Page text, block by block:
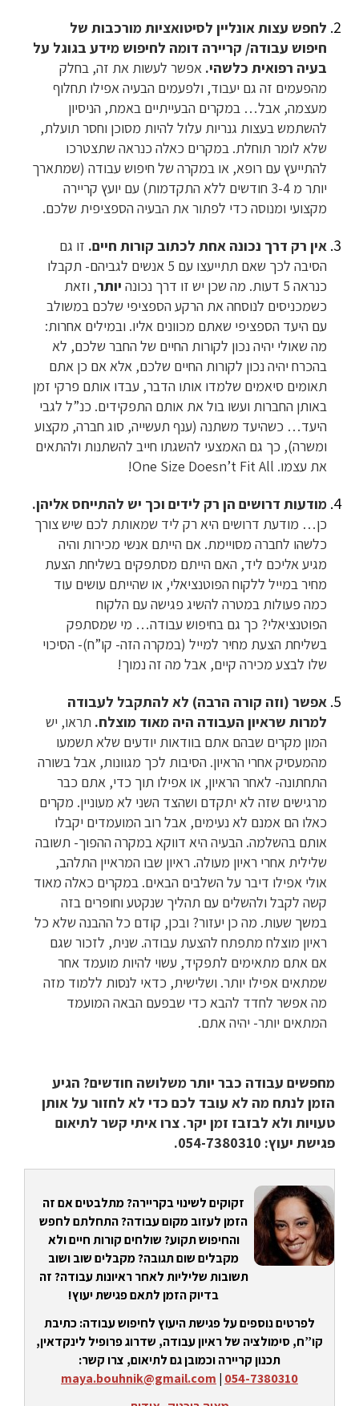
לחפש עצות אונליין לסיטואציות מורכבות של
חיפוש עבודה/ קריירה דומה לחיפוש מידע בגוגל על
בעיה רפואית כלשהי. אפשר לעשות את זה, בחלק
מהפעמים זה גם יעבוד, ולפעמים הבעיה אפילו תחלוף
מעצמה, אבל… במקרים הבעייתיים באמת, הניסיון
להשתמש בעצות גנריות עלול להיות מסוכן וחסר תועלת,
שלא לומר תוחלת. במקרים כאלה כנראה שתצטרכו
להתייעץ עם רופא, או במקרה של חיפוש עבודה (שמתארך
יותר מ 3-4 חודשים ללא התקדמות) עם יועץ קריירה
מקצועי ומנוסה כדי לפתור את הבעיה הספציפית שלכם.
אין רק דרך נכונה אחת לכתוב קורות חיים. זו גם
הסיבה לכך שאם תתייעצו עם 5 אנשים לגביהם- תקבלו
כנראה 5 דעות. מה שכן יש זו דרך נכונה
יותר, וזאת
כשמכניסים לנוסחה את הרקע הספציפי שלכם במשולב
עם היעד הספציפי שאתם מכוונים אליו. ובמילים אחרות:
מה שאולי יהיה נכון לקורות החיים של החבר שלכם, לא
בהכרח יהיה נכון לקורות החיים שלכם, אלא אם כן אתם
תאומים סיאמים שלמדו אותו הדבר, עבדו אותם פרקי זמן
באותן החברות ועשו בול את אותם התפקידים. כנ”ל לגבי
היעד… כשהיעד משתנה (ענף תעשייה, סוג חברה, מקצוע
ומשרה), כך גם האמצעי להשגתו חייב להשתנות ולהתאים
את עצמו. One Size Doesn’t Fit All!
מודעות דרושים הן רק לידים וכך יש להתייחס אליהן.
כן… מודעת דרושים היא רק ליד שמאותת לכם שיש צורך
כלשהו לחברה מסויימת. אם הייתם אנשי מכירות והיה
מגיע אליכם ליד, האם הייתם מסתפקים בשליחת הצעת
מחיר במייל ללקוח הפוטנציאלי, או שהייתם עושים עוד
כמה פעולות במטרה להשיג פגישה עם הלקוח
הפוטנציאלי? כך גם בחיפוש עבודה… מי שמסתפק
בשליחת הצעת מחיר למייל (במקרה הזה- קו”ח)- הסיכוי
שלו לבצע מכירה קיים, אבל מה זה נמוך!
אפשר (וזה קורה הרבה) לא להתקבל לעבודה
למרות שראיון העבודה היה מאוד מוצלח. תראו, יש
המון מקרים שבהם אתם בוודאות יודעים שלא תשמעו
מהמעסיק אחרי הראיון. הסיבות לכך מגוונות, אבל בשורה
התחתונה- לאחר הראיון, או אפילו תוך כדי, אתם כבר
מרגישים שזה לא יתקדם ושהצד השני לא מעוניין. מקרים
כאלו הם אמנם לא נעימים, אבל רוב המועמדים יקבלו
אותם בהשלמה. הבעיה היא דווקא במקרה ההפוך- תשובה
שלילית אחרי ראיון מעולה. ראיון שבו המראיין התלהב,
אולי אפילו דיבר על השלבים הבאים. במקרים כאלה מאוד
קשה לקבל ולהשלים עם תהליך שנקטע וחופרים בזה
במשך שעות. מה כן יעזור? ובכן, קודם כל ההבנה שלא כל
ראיון מוצלח מתפתח להצעת עבודה. שנית, לזכור שגם
אם אתם מתאימים לתפקיד, עשוי להיות מועמד אחר
שמתאים אפילו יותר. ושלישית, כדאי לנסות ללמוד מזה
מה אפשר לחדד להבא כדי שבפעם הבאה המועמד
המתאים יותר- יהיה אתם.
מחפשים עבודה כבר יותר משלושה חודשים? הגיע
הזמן לנתח מה לא עובד לכם כדי לא לחזור על אותן
טעויות ולא לבזבז זמן יקר. צרו איתי קשר לתיאום
פגישת יעוץ: 054-7380310.
זקוקים לשינוי בקריירה? מתלבטים אם זה
הזמן לעזוב מקום עבודה? התחלתם לחפש
והחיפוש תקוע? שולחים קורות חיים ולא
מקבלים שום תגובה? מקבלים שוב ושוב
תשובות שליליות לאחר ראיונות עבודה? זה
בדיוק הזמן לתאם פגישת יעוץ!
לפרטים נוספים על פגישת היעוץ לחיפוש עבודה: כתיבת
קו”ח, סימולציה של ראיון עבודה, שדרוג פרופיל לינקדאין,
תכנון קריירה וכמובן גם לתיאום, צרו קשר:
054-7380310
|
maya.bouhnik@gmail.com